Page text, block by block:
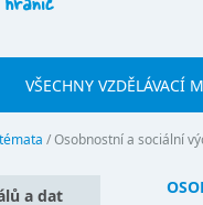
VŠECHNY VZDĚLÁVACÍ
/Osobnostní a sociální
a dat